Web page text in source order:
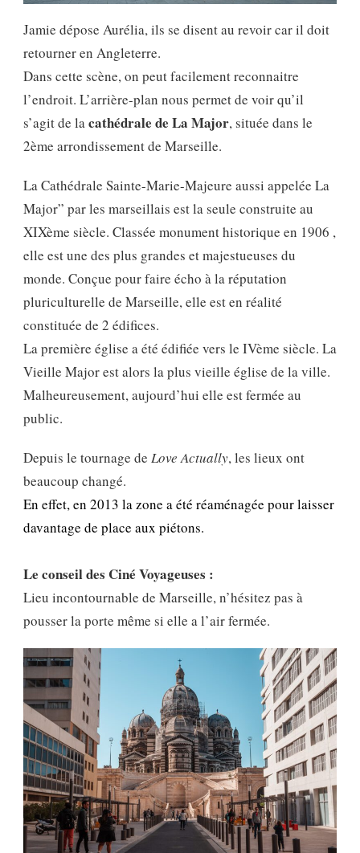
Jamie dépose Aurélia, ils se disent au revoir car il doit
retourner en Angleterre.
Dans cette scène, on peut facilement reconnaitre
l’endroit. L’arrière-plan nous permet de voir qu’il
s’agit de la cathédrale de La Major, située dans le
2ème arrondissement de Marseille.
La Cathédrale Sainte-Marie-Majeure aussi appelée La
Major” par les marseillais est la seule construite au
XIXème siècle. Classée monument historique en 1906 ,
elle est une des plus grandes et majestueuses du
monde. Conçue pour faire écho à la réputation
pluriculturelle de Marseille, elle est en réalité
constituée de 2 édifices.
La première église a été édifiée vers le IVème siècle. La
Vieille Major est alors la plus vieille église de la ville.
Malheureusement, aujourd’hui elle est fermée au
public.
Depuis le tournage de Love Actually, les lieux ont
beaucoup changé.
En effet, en 2013 la zone a été réaménagée pour laisser
davantage de place aux piétons.
Le conseil des Ciné Voyageuses :
Lieu incontournable de Marseille, n’hésitez pas à
pousser la porte même si elle a l’air fermée.